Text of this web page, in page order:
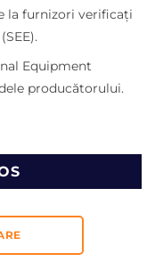
la furnizori verificați
Equipment
producătorului.
JCB 410 an